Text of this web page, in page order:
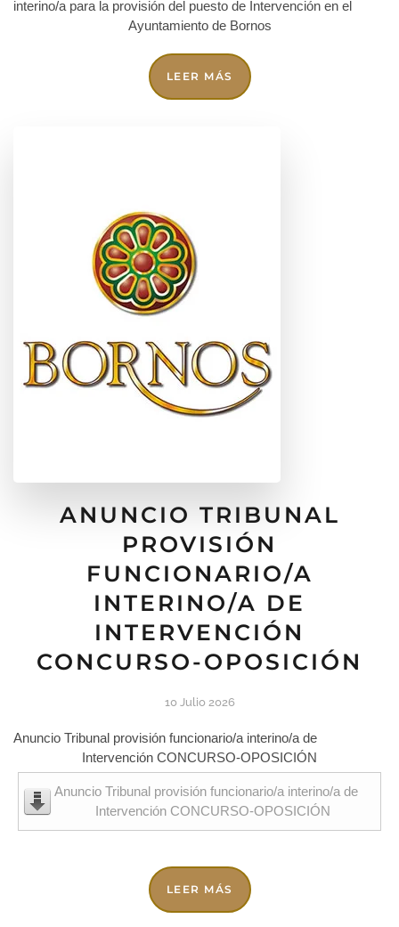
interino/a para la provisión del puesto de Intervención en el
Ayuntamiento de Bornos
LEER MÁS
ANUNCIO TRIBUNAL
PROVISIÓN
FUNCIONARIO/A
INTERINO/A DE
INTERVENCIÓN
CONCURSO-OPOSICIÓN
10 Julio 2026
Anuncio Tribunal provisión funcionario/a interino/a de
Intervención CONCURSO-OPOSICIÓN
Anuncio Tribunal provisión funcionario/a interino/a de
Intervención CONCURSO-OPOSICIÓN
LEER MÁS